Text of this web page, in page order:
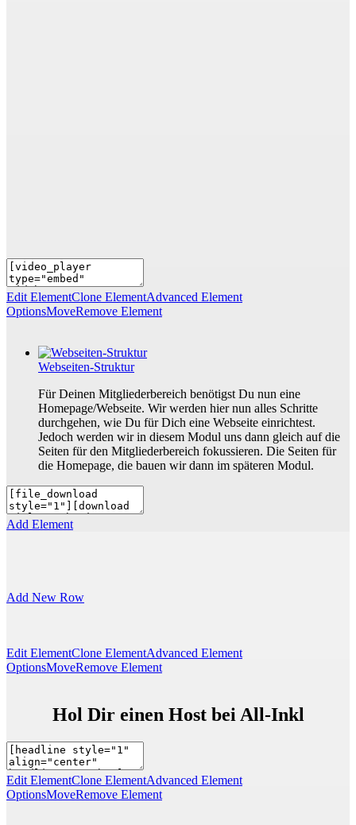
Edit ElementClone ElementAdvanced Element
OptionsMoveRemove Element
Webseiten-Struktur
Für Deinen Mitgliederbereich benötigst Du nun eine
Homepage/Webseite. Wir werden hier nun alles Schritte
durchgehen, wie Du für Dich eine Webseite einrichtest.
Jedoch werden wir in diesem Modul uns dann gleich auf die
Seiten für den Mitgliederbereich fokussieren. Die Seiten für
die Homepage, die bauen wir dann im späteren Modul.
Add Element
Add New Row
Edit ElementClone ElementAdvanced Element
OptionsMoveRemove Element
Hol Dir einen Host bei All-Inkl
Edit ElementClone ElementAdvanced Element
OptionsMoveRemove Element